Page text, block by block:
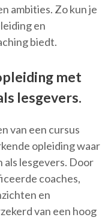
ambities. Zo kun je
en
biedt.
met
lesgevers.
van een cursus
opleiding waar
lesgevers. Door
coaches,
en
van een hoog